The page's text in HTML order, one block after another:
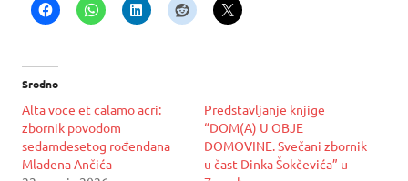
Srodno
Alta voce et calamo acri:
zbornik povodom
sedamdesetog rođendana
Mladena Ančića
Predstavljanje knjige
“DOM(A) U OBJE
DOMOVINE. Svečani zbornik
u čast Dinka Šokčevića” u